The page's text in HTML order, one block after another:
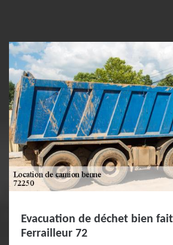
Evacuation de déchet bien
Ferrailleur 72